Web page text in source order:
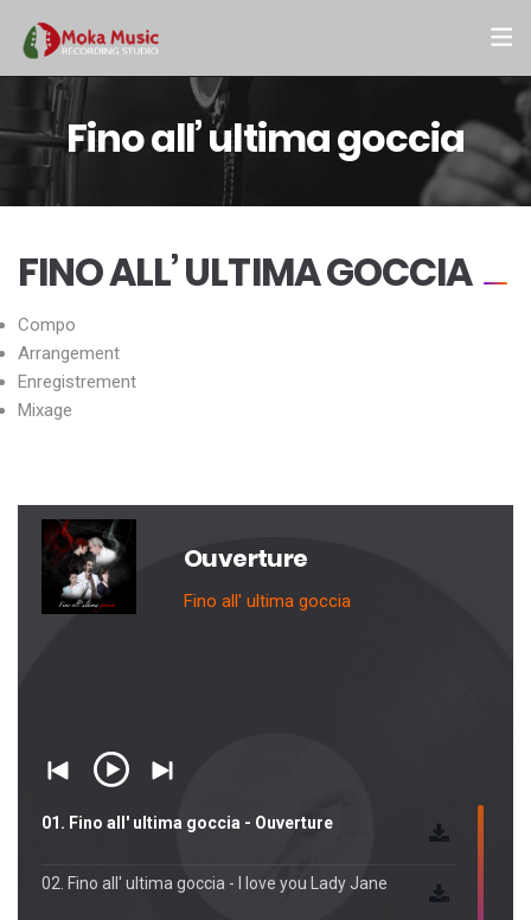
Fino all’ ultima goccia
FINO ALL’ ULTIMA GOCCIA
Compo
Arrangement
Enregistrement
Mixage
Ouverture
Fino all' ultima goccia
01. Fino all' ultima goccia - Ouverture
02. Fino all' ultima goccia - I love you Lady Jane